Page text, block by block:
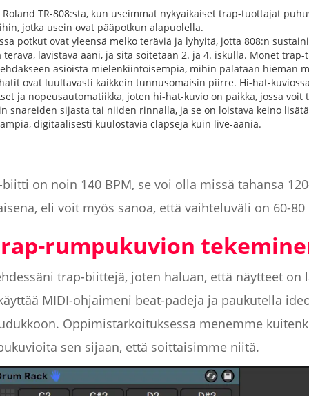
TR-808:sta, kun useimmat nykyaikaiset trap-tuottajat
jotka usein ovat pääpotkun alapuolella.
potkut ovat yleensä melko teräviä ja lyhyitä, jotta 808:n
terävä, lävistävä ääni, ja sitä soitetaan 2. ja 4. iskulla. Monet
asioista mielenkiintoisempia, mihin palataan hieman
ovat luultavasti kaikkein tunnusomaisin piirre. Hi-hat-
ja nopeusautomatiikka, joten hi-hat-kuvio on paikka, jossa
snareiden sijasta tai niiden rinnalla, ja se on loistava keino
digitaalisesti kuulostavia clapseja kuin live-ääniä.
on noin 140 BPM, se voi olla missä tahansa
eli voit myös sanoa, että vaihteluväli on 60-80
rumpukuvion
trap-biittejä, joten haluan, että näytteet on
MIDI-ohjaimeni beat-padeja ja paukutella
Oppimistarkoituksessa menemme
sen sijaan, että soittaisimme niitä.